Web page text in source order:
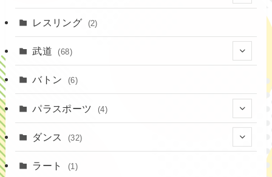
(18)
(16)
(12)
(11)
(3)
(8)
(7)
(15)
レスリング (2)
武道 (68)
(23)
バトン (6)
パラスポーツ (4)
ダンス (32)
ラート (1)